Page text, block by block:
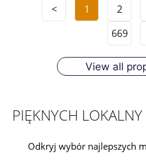
< 1 2
669
View all
PIĘKNYCH LOKALNY
Odkryj wybór najlepszych